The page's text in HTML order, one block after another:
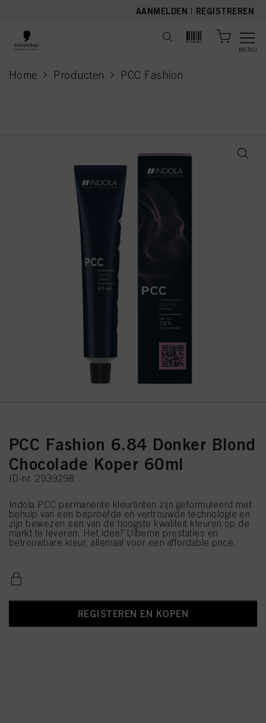
AANMELDEN | REGISTREREN
MENU
Home Producten PCC Fashion
current page
PCC Fashion 6.84 Donker Blond
Chocolade Koper 60ml
ID-nr. 2939298
Indola PCC permanente kleurtinten zijn geformuleerd met
behulp van een beproefde en vertrouwde technologie en
zijn bewezen een van de hoogste kwaliteit kleuren op de
markt te leveren. Het idee? Ultieme prestaties en
betrouwbare kleur, allemaal voor een affordable price.
REGISTEREN EN KOPEN